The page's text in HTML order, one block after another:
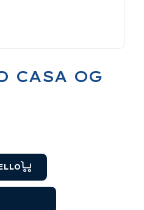
CASA OG